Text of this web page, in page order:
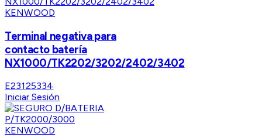
KENWOOD
Terminal negativa para
contacto batería
NX1000/TK2202/3202/2402/3402
E23125334
Iniciar Sesión
KENWOOD